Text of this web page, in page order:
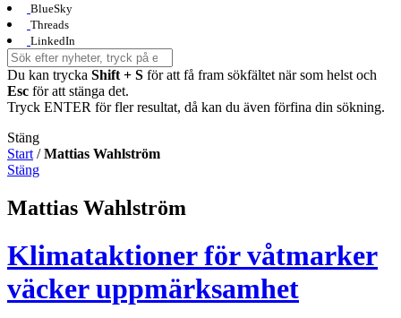
BlueSky
Threads
LinkedIn
Du kan trycka Shift + S för att få fram sökfältet när som helst och
Esc för att stänga det.
Tryck ENTER för fler resultat, då kan du även förfina din sökning.
Stäng
Start /Mattias Wahlström
Stäng
Mattias Wahlström
Klimataktioner för våtmarker
väcker uppmärksamhet